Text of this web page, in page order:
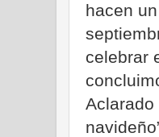
hacen
celebrar
Aclarado